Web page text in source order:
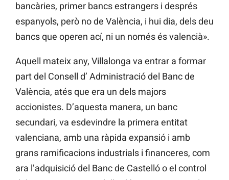
bancàries, primer bancs estrangers i després
espanyols, però no de València, i hui dia, dels deu
bancs que operen ací, ni un només és valencià».
Aquell mateix any, Villalonga va entrar a formar
part del Consell d’ Administració del Banc de
València, atés que era un dels majors
accionistes. D’aquesta manera, un banc
secundari, va esdevindre la primera entitat
valenciana, amb una ràpida expansió i amb
grans ramificacions industrials i financeres, com
ara l’adquisició del Banc de Castelló o el control